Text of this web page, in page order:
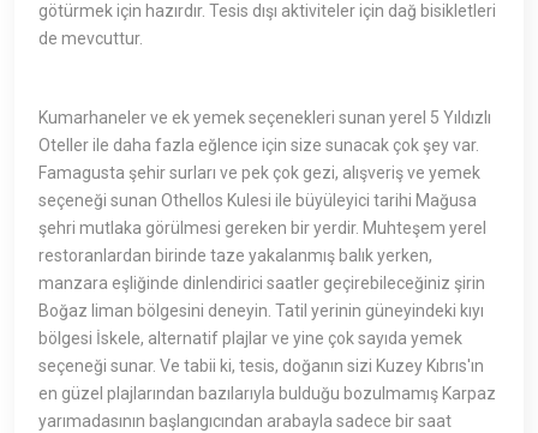
götürmek için hazırdır. Tesis dışı aktiviteler için dağ bisikletleri
de mevcuttur.
Kumarhaneler ve ek yemek seçenekleri sunan yerel 5 Yıldızlı
Oteller ile daha fazla eğlence için size sunacak çok şey var.
Famagusta şehir surları ve pek çok gezi, alışveriş ve yemek
seçeneği sunan Othellos Kulesi ile büyüleyici tarihi Mağusa
şehri mutlaka görülmesi gereken bir yerdir. Muhteşem yerel
restoranlardan birinde taze yakalanmış balık yerken,
manzara eşliğinde dinlendirici saatler geçirebileceğiniz şirin
Boğaz liman bölgesini deneyin. Tatil yerinin güneyindeki kıyı
bölgesi İskele, alternatif plajlar ve yine çok sayıda yemek
seçeneği sunar. Ve tabii ki, tesis, doğanın sizi Kuzey Kıbrıs'ın
en güzel plajlarından bazılarıyla bulduğu bozulmamış Karpaz
yarımadasının başlangıcından arabayla sadece bir saat